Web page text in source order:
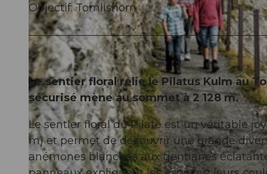
Objectif: Tomlishorn
Le sentier floral relie le Pilatus Kulm au
sécurisé mène au sommet à 2 128 m.
Le sentier floral du Pilate est un véritable
m) et permet de découvrir une grande
anémones blanches aux gentianes